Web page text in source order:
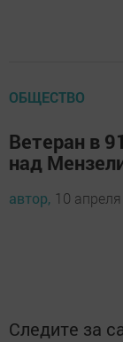
ОБЩЕСТВО
Ветеран в
над
автор, 10
Следите за